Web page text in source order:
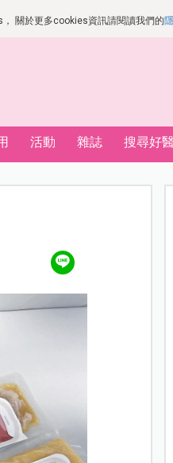
關於更多cookies資訊請閱讀我們的
活動 雜誌 搜尋好